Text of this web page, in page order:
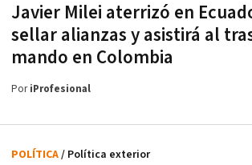
Javier Milei aterrizó en
sellar alianzas y asistirá al
mando en Colombia
PoriProfesional
POLÍTICA/ Política exterior